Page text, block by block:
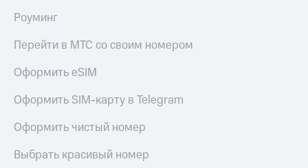
с
на карту
МТС Pay
Оплата
по QR-
за границей
Роуминг
Перейти в МТС со своим номером
Оформить eSIM
Оформить SIM-карту в Telegram
Оформить чистый номер
Выбрать красивый номер